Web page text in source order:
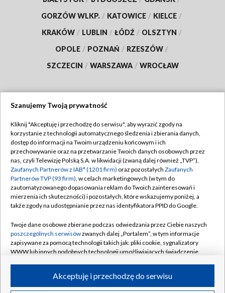
GORZÓW WLKP. / KATOWICE / KIELCE /
KRAKÓW / LUBLIN / ŁÓDŹ / OLSZTYN /
OPOLE / POZNAŃ / RZESZÓW /
SZCZECIN / WARSZAWA / WROCŁAW
TVP
Abonament TVP
Emisja w TVP
Centrum informacji TVP
Naziemna Telewizja Cyfrowa
Rada Programowa
System NOS
Informacje o nadawcy
Program dla prasy
Regulamin TVP
Polityka prywatności
Moje zgody
Pomoc
Kontakt
Kanały
©2026 Telewizja Polska S.A. w likwidacji
Szanujemy Twoją prywatność
Kliknij "Akceptuję i przechodzę do serwisu", aby wyrazić zgody na
korzystanie z technologii automatycznego śledzenia i zbierania danych,
dostęp do informacji na Twoim urządzeniu końcowym i ich
przechowywanie oraz na przetwarzanie Twoich danych osobowych przez
nas, czyli Telewizję Polską S.A. w likwidacji (zwaną dalej również „TVP”),
Zaufanych Partnerów z IAB* (1201 firm) oraz pozostałych Zaufanych
Partnerów TVP (93 firm), w celach marketingowych (w tym do
zautomatyzowanego dopasowania reklam do Twoich zainteresowań i
mierzenia ich skuteczności) i pozostałych, które wskazujemy poniżej, a
także zgody na udostępnianie przez nas identyfikatora PPID do Google.
Twoje dane osobowe zbierane podczas odwiedzania przez Ciebie naszych
poszczególnych serwisówzwanych dalej „Portalem”, w tym informacje
zapisywane za pomocą technologii takich jak: pliki cookie, sygnalizatory
WWW lub innych podobnych technologii umożliwiających świadczenie
ruchu w Internecie.Akceptuję i przechodzę do serwisu